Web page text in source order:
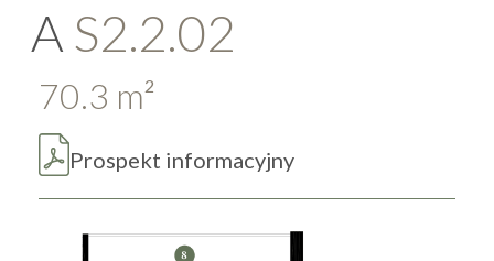
A S2.2.02
70.3 m2
Prospekt informacyjny